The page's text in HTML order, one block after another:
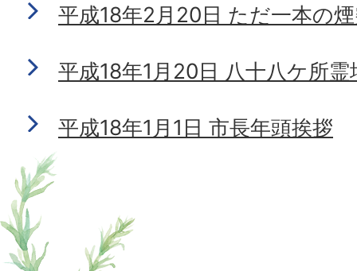
平成18年2月20日 ただ一本の
平成18年1月20日 八十八ケ所
平成18年1月1日 市長年頭挨拶